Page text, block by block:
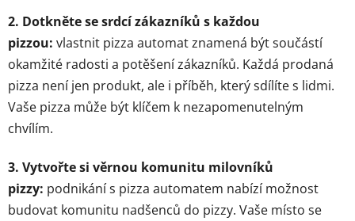
2. Dotkněte se srdcí zákazníků s každou
pizzou: vlastnit pizza automat znamená být součástí
okamžité radosti a potěšení zákazníků. Každá prodaná
pizza není jen produkt, ale i příběh, který sdílíte s lidmi.
Vaše pizza může být klíčem k nezapomenutelným
chvílím.
3. Vytvořte si věrnou komunitu milovníků
pizzy: podnikání s pizza automatem nabízí možnost
budovat komunitu nadšenců do pizzy. Vaše místo se